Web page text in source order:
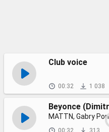
Club voice
00:32 1 038
Beyonce
MATTN, Gabry
00:32 313